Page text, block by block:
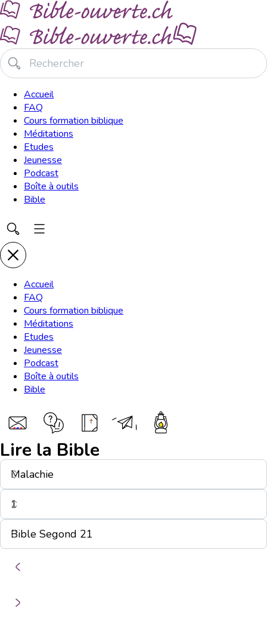
Accueil
FAQ
Cours formation biblique
Méditations
Etudes
Jeunesse
Podcast
Boîte à outils
Bible
Accueil
FAQ
Cours formation biblique
Méditations
Etudes
Jeunesse
Podcast
Boîte à outils
Bible
Lire la Bible